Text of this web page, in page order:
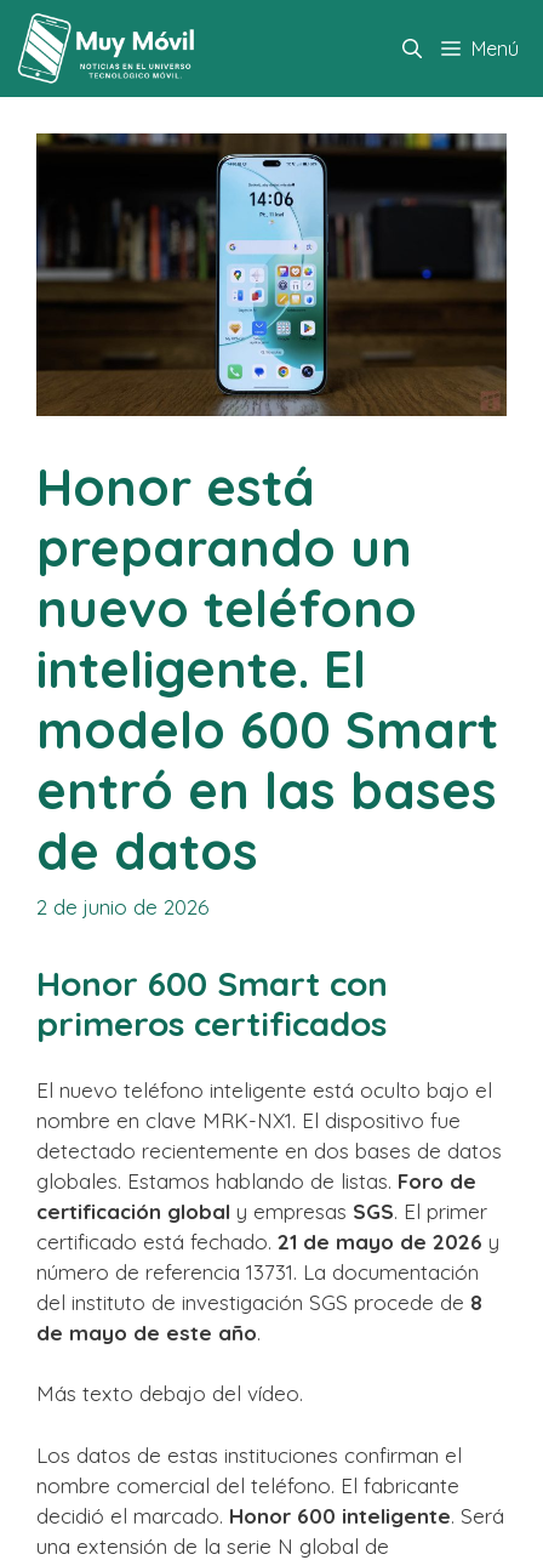
Saltar
contenido
Menú
Honor está
preparando un
nuevo teléfono
inteligente. El
modelo 600 Smart
entró en las bases
de datos
2 de junio de 2026
Honor 600 Smart con
primeros certificados
El nuevo teléfono inteligente está oculto bajo el
nombre en clave MRK-NX1. El dispositivo fue
detectado recientemente en dos bases de datos
globales. Estamos hablando de listas. Foro de
certificación global y empresas SGS. El primer
certificado está fechado. 21 de mayo de 2026 y
número de referencia 13731. La documentación
del instituto de investigación SGS procede de 8
de mayo de este año.
Más texto debajo del vídeo.
Los datos de estas instituciones confirman el
nombre comercial del teléfono. El fabricante
decidió el marcado. Honor 600 inteligente. Será
una extensión de la serie N global de